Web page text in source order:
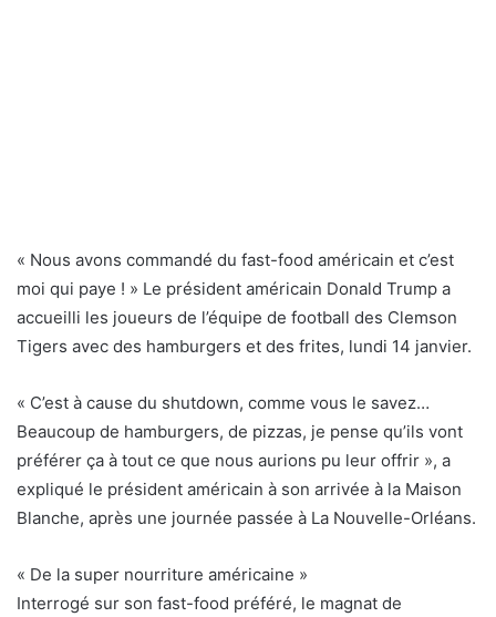
« Nous avons commandé du fast-food américain et c’est
moi qui paye ! » Le président américain Donald Trump a
accueilli les joueurs de l’équipe de football des Clemson
Tigers avec des hamburgers et des frites, lundi 14 janvier.
« C’est à cause du shutdown, comme vous le savez…
Beaucoup de hamburgers, de pizzas, je pense qu’ils vont
préférer ça à tout ce que nous aurions pu leur offrir », a
expliqué le président américain à son arrivée à la Maison
Blanche, après une journée passée à La Nouvelle-Orléans.
« De la super nourriture américaine »
Interrogé sur son fast-food préféré, le magnat de